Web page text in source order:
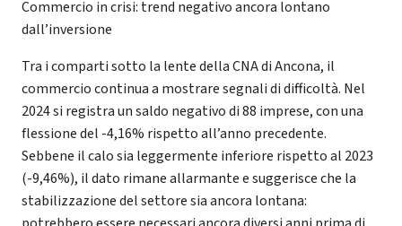
Commercio in crisi: trend negativo ancora lontano
dall’inversione
Tra i comparti sotto la lente della CNA di Ancona, il
commercio continua a mostrare segnali di difficoltà. Nel
2024 si registra un saldo negativo di 88 imprese, con una
flessione del -4,16% rispetto all’anno precedente.
Sebbene il calo sia leggermente inferiore rispetto al 2023
(-9,46%), il dato rimane allarmante e suggerisce che la
stabilizzazione del settore sia ancora lontana: